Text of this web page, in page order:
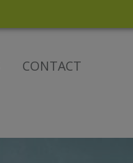
CONTACT